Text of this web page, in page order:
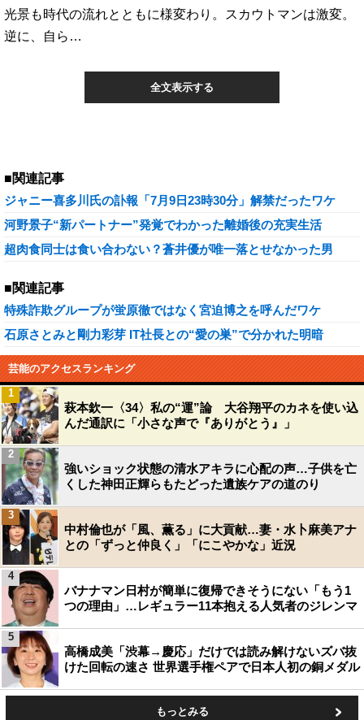
光景も時代の流れとともに様変わり。スカウトマンは激変。
逆に、自ら…
全文表示する
■関連記事
ジャニー喜多川氏の訃報「7月9日23時30分」解禁だったワケ
河野景子“新パートナー”発覚でわかった離婚後の充実生活
超肉食同士は食い合わない？蒼井優が唯一落とせなかった男
■関連記事
特殊詐欺グループが蛍原徹ではなく宮迫博之を呼んだワケ
石原さとみと剛力彩芽 IT社長との“愛の巣”で分かれた明暗
芸能のアクセスランキング
萩本欽一〈34〉私の“運”論 大谷翔平のカネを使い込
んだ通訳に「小さな声で『ありがとう』」
1
強いショック状態の清水アキラに心配の声…子供を亡
くした神田正輝らもたどった遺族ケアの道のり
2
中村倫也が「風、薫る」に大貢献…妻・水卜麻美アナ
との「ずっと仲良く」「にこやかな」近況
3
バナナマン日村が簡単に復帰できそうにない「もう1
つの理由」…レギュラー11本抱える人気者のジレンマ
4
高橋成美「渋幕→慶応」だけでは読み解けないズバ抜
けた回転の速さ 世界選手権ペアで日本人初の銅メダル
5
もっとみる